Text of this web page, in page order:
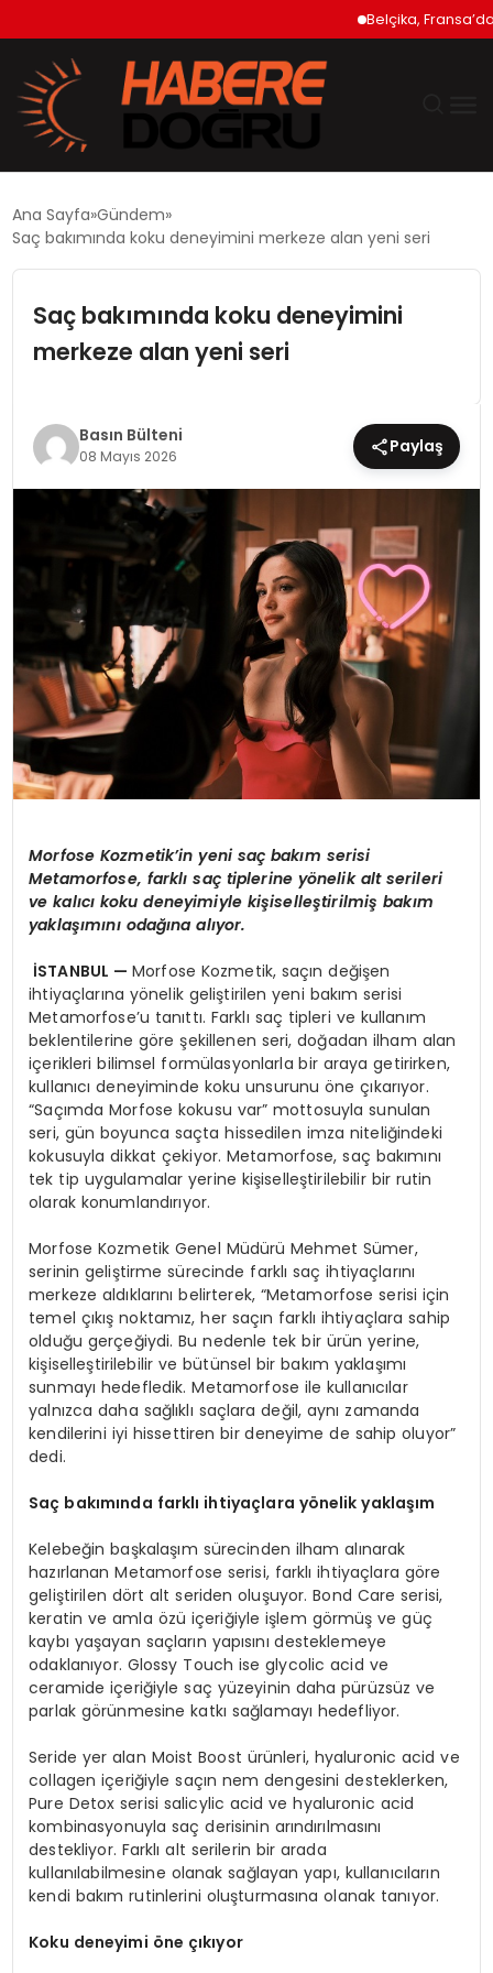
Belçika, Fransa’daki
SİYASET
TEKNOLOJİ
SPOR
EĞİTİM
MAGAZİN
SAĞLIK
YAŞAM
Ana Sayfa Gündem
Saç bakımında koku deneyimini merkeze alan yeni seri
Saç bakımında koku deneyimini
merkeze alan yeni seri
Basın Bülteni
08 Mayıs 2026 Paylaş
Morfose Kozmetik’in yeni saç bakım serisi
Metamorfose, farklı saç tiplerine yönelik alt serileri
ve kalıcı koku deneyimiyle kişiselleştirilmiş bakım
yaklaşımını odağına alıyor.
İSTANBUL — Morfose Kozmetik, saçın değişen
ihtiyaçlarına yönelik geliştirilen yeni bakım serisi
Metamorfose’u tanıttı. Farklı saç tipleri ve kullanım
beklentilerine göre şekillenen seri, doğadan ilham alan
içerikleri bilimsel formülasyonlarla bir araya getirirken,
kullanıcı deneyiminde koku unsurunu öne çıkarıyor.
“Saçımda Morfose kokusu var” mottosuyla sunulan
seri, gün boyunca saçta hissedilen imza niteliğindeki
kokusuyla dikkat çekiyor. Metamorfose, saç bakımını
tek tip uygulamalar yerine kişiselleştirilebilir bir rutin
olarak konumlandırıyor.
Morfose Kozmetik Genel Müdürü Mehmet Sümer,
serinin geliştirme sürecinde farklı saç ihtiyaçlarını
merkeze aldıklarını belirterek, “Metamorfose serisi için
temel çıkış noktamız, her saçın farklı ihtiyaçlara sahip
olduğu gerçeğiydi. Bu nedenle tek bir ürün yerine,
kişiselleştirilebilir ve bütünsel bir bakım yaklaşımı
sunmayı hedefledik. Metamorfose ile kullanıcılar
yalnızca daha sağlıklı saçlara değil, aynı zamanda
kendilerini iyi hissettiren bir deneyime de sahip oluyor”
dedi.
Saç bakımında farklı ihtiyaçlara yönelik yaklaşım
Kelebeğin başkalaşım sürecinden ilham alınarak
hazırlanan Metamorfose serisi, farklı ihtiyaçlara göre
geliştirilen dört alt seriden oluşuyor. Bond Care serisi,
keratin ve amla özü içeriğiyle işlem görmüş ve güç
kaybı yaşayan saçların yapısını desteklemeye
odaklanıyor. Glossy Touch ise glycolic acid ve
ceramide içeriğiyle saç yüzeyinin daha pürüzsüz ve
parlak görünmesine katkı sağlamayı hedefliyor.
Seride yer alan Moist Boost ürünleri, hyaluronic acid ve
collagen içeriğiyle saçın nem dengesini desteklerken,
Pure Detox serisi salicylic acid ve hyaluronic acid
kombinasyonuyla saç derisinin arındırılmasını
destekliyor. Farklı alt serilerin bir arada
kullanılabilmesine olanak sağlayan yapı, kullanıcıların
kendi bakım rutinlerini oluşturmasına olanak tanıyor.
Koku deneyimi öne çıkıyor